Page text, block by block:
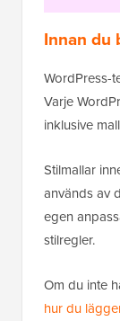
Innan du
WordPress-
Varje
inklusive
Stilmallar
används av
egen
stilregler.
Om du inte
hur du